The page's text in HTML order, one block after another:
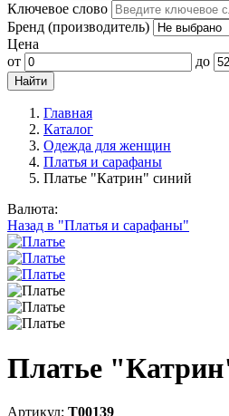
Ключевое слово
Бренд (производитель)
Цена
от
до
Главная
Каталог
Одежда для женщин
Платья и сарафаны
Платье "Катрин" синий
Валюта:
Назад в "Платья и сарафаны"
Платье
Артикул: Т00139